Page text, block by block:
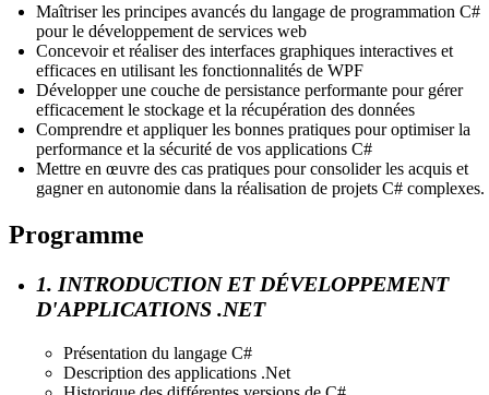
Maîtriser les principes avancés du langage de programmation C#
pour le développement de services web
Concevoir et réaliser des interfaces graphiques interactives et
efficaces en utilisant les fonctionnalités de WPF
Développer une couche de persistance performante pour gérer
efficacement le stockage et la récupération des données
Comprendre et appliquer les bonnes pratiques pour optimiser la
performance et la sécurité de vos applications C#
Mettre en œuvre des cas pratiques pour consolider les acquis et
gagner en autonomie dans la réalisation de projets C# complexes.
Programme
1. INTRODUCTION ET DÉVELOPPEMENT
D'APPLICATIONS .NET
Présentation du langage C#
Description des applications .Net